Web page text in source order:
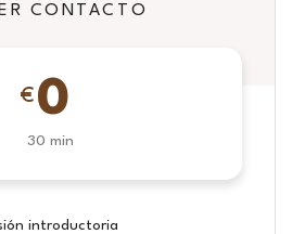
CONTACTO
€ 0
30 min
introductoria